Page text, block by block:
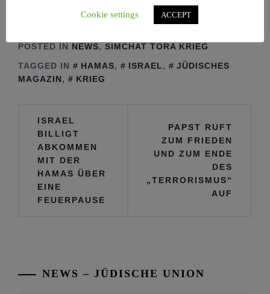
Zum Gedenken an
Vivian Silver
Israel billigt
Abkommen mit der
Feuerpause
POSTED IN NEWS, SIMCHAT TORA KRIEG
TAGGED IN
HAMAS, ISRAEL,
JÜDISCHES
MAGAZIN, KRIEG
Beitragsnavigation
ISRAEL
BILLIGT
ABKOMMEN
MIT DER
HAMAS ÜBER
EINE
FEUERPAUSE
PAPST RUFT
ZUM FRIEDEN
UND ZUM ENDE
DES
„TERRORISMUS“
AUF
NEWS – JÜDISCHE UNION
Cookie settings
ACCEPT